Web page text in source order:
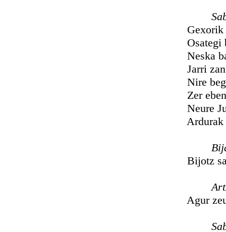
Gexorik
Osategi
Neska bat
Jarri zan ni
Nire begi
Zer eben
Neure Jule
Ardurak
Bijotz
Agur